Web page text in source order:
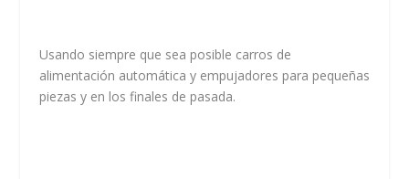
Usando siempre que sea posible carros de
alimentación automática y empujadores para pequeñas
piezas y en los finales de pasada.